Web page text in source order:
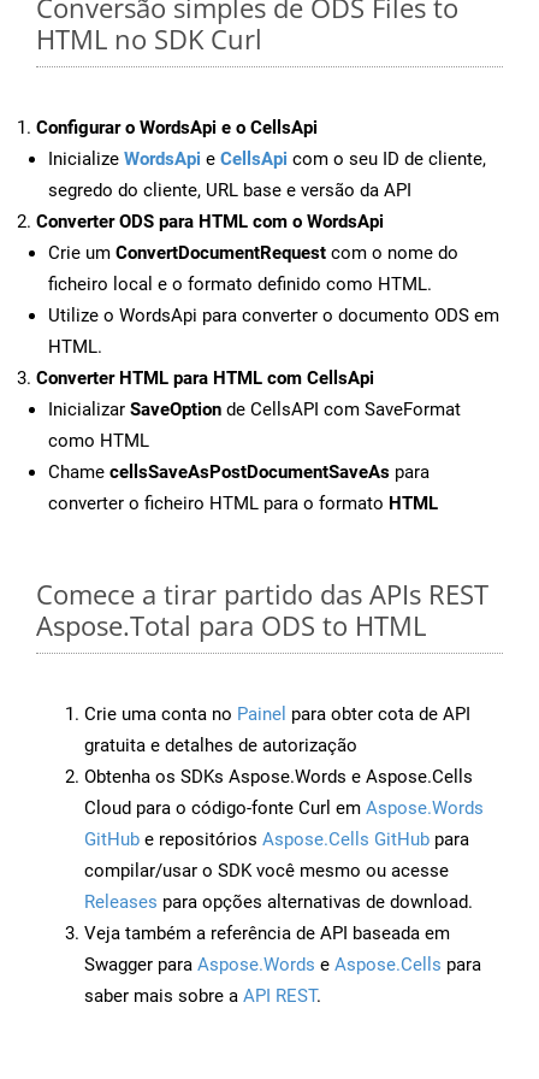
Conversão simples de ODS Files to
HTML no SDK Curl
Configurar o WordsApi e o CellsApi
Inicialize WordsApi e CellsApi com o seu ID de cliente,
segredo do cliente, URL base e versão da API
Converter ODS para HTML com o WordsApi
Crie um ConvertDocumentRequest com o nome do
ficheiro local e o formato definido como HTML.
Utilize o WordsApi para converter o documento ODS em
HTML.
Converter HTML para HTML com CellsApi
Inicializar SaveOption de CellsAPI com SaveFormat
como HTML
Chame cellsSaveAsPostDocumentSaveAs para
converter o ficheiro HTML para o formato HTML
Comece a tirar partido das APIs REST
Aspose.Total para ODS to HTML
Crie uma conta no Painel para obter cota de API
gratuita e detalhes de autorização
Obtenha os SDKs Aspose.Words e Aspose.Cells
Cloud para o código-fonte Curl em Aspose.Words
GitHub e repositórios Aspose.Cells GitHub para
compilar/usar o SDK você mesmo ou acesse
Releases para opções alternativas de download.
Veja também a referência de API baseada em
Swagger para Aspose.Words e Aspose.Cells para
saber mais sobre a API REST.